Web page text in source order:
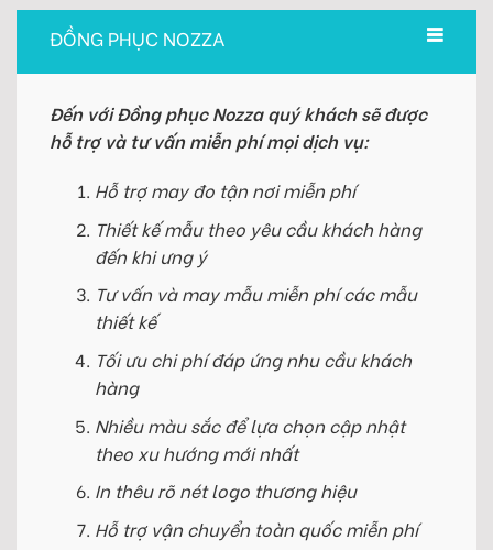
ĐỒNG PHỤC NOZZA
Đến với Đồng phục Nozza quý khách sẽ được
hỗ trợ và tư vấn miễn phí mọi dịch vụ:
Hỗ trợ may đo tận nơi miễn phí
Thiết kế mẫu theo yêu cầu khách hàng
đến khi ưng ý
Tư vấn và may mẫu miễn phí các mẫu
thiết kế
Tối ưu chi phí đáp ứng nhu cầu khách
hàng
Nhiều màu sắc để lựa chọn cập nhật
theo xu hướng mới nhất
In thêu rõ nét logo thương hiệu
Hỗ trợ vận chuyển toàn quốc miễn phí